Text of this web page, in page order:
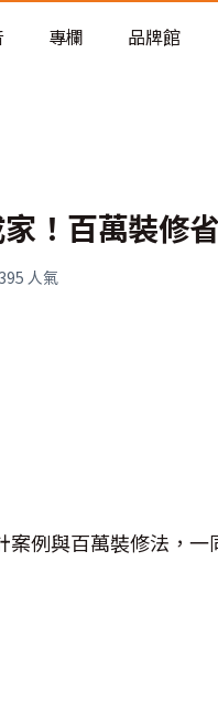
值煥新術
專欄 品牌館
！百萬裝修
人氣
例與百萬裝修法，一